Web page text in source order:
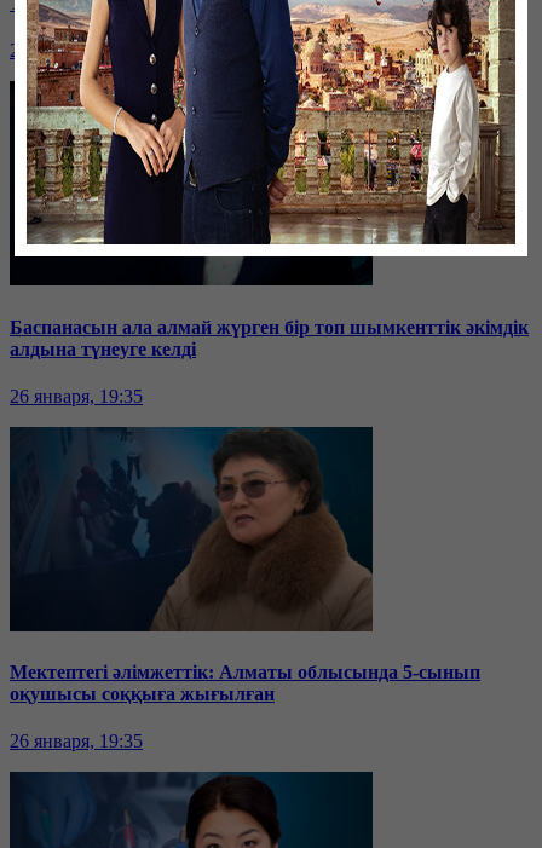
26 января, 19:36
Баспанасын ала алмай жүрген бір топ шымкенттік әкімдік
алдына түнеуге келді
26 января, 19:35
Мектептегі әлімжеттік: Алматы облысында 5-сынып
оқушысы соққыға жығылған
26 января, 19:35